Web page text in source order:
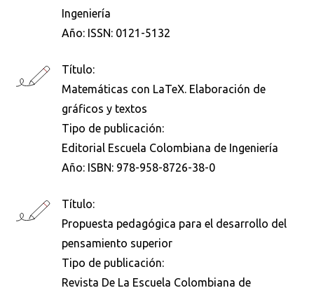
Ingeniería
Año: ISSN: 0121-5132
Título:
Matemáticas con LaTeX. Elaboración de
gráficos y textos
Tipo de publicación:
Editorial Escuela Colombiana de Ingeniería
Año: ISBN: 978-958-8726-38-0
Título:
Propuesta pedagógica para el desarrollo del
pensamiento superior
Tipo de publicación:
Revista De La Escuela Colombiana de
Ordenar por: *
Buscar